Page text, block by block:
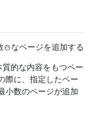
なページを追加する
的な内容をもつペー
際に、指定したペー
小数のページが追加